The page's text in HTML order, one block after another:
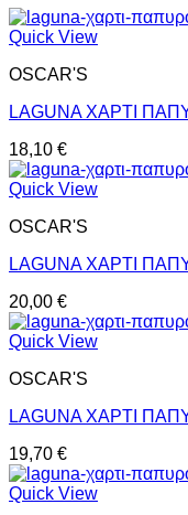
Quick View
OSCAR'S
LAGUNA ΧΑΡΤΙ
18,10 €
Quick View
OSCAR'S
LAGUNA ΧΑΡΤΙ
20,00 €
Quick View
OSCAR'S
LAGUNA ΧΑΡΤΙ
19,70 €
Quick View